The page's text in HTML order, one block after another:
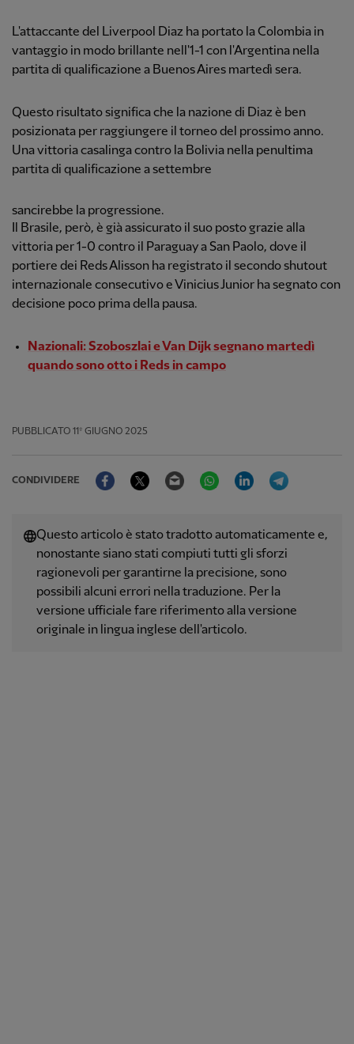
L'attaccante del Liverpool Diaz ha portato la Colombia in
vantaggio in modo brillante nell'1-1 con l'Argentina nella
partita di qualificazione a Buenos Aires martedì sera.
Questo risultato significa che la nazione di Diaz è ben
posizionata per raggiungere il torneo del prossimo anno.
Una vittoria casalinga contro la Bolivia nella penultima
partita di qualificazione a settembre
sancirebbe la progressione.
Il Brasile, però, è già assicurato il suo posto grazie alla
vittoria per 1-0 contro il Paraguay a San Paolo, dove il
portiere dei Reds Alisson ha registrato il secondo shutout
internazionale consecutivo e Vinicius Junior ha segnato con
decisione poco prima della pausa.
Nazionali: Szoboszlai e Van Dijk segnano martedì
quando sono otto i Reds in campo
PUBBLICATO 11º GIUGNO 2025
CONDIVIDERE
FacebookTwitter Email WhatsAppLinkedIn
Questo articolo è stato tradotto automaticamente e,
nonostante siano stati compiuti tutti gli sforzi
ragionevoli per garantirne la precisione, sono
possibili alcuni errori nella traduzione. Per la
versione ufficiale fare riferimento alla versione
originale in lingua inglese dell'articolo.